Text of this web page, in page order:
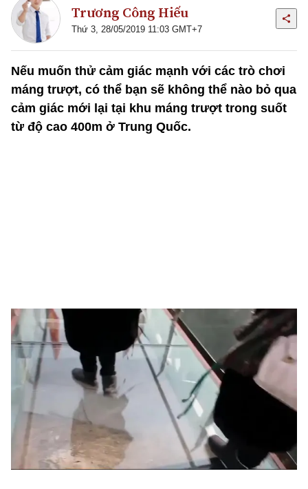
Trương Công Hiếu
Thứ 3, 28/05/2019 11:03 GMT+7
Nếu muốn thử cảm giác mạnh với các trò chơi
máng trượt, có thể bạn sẽ không thể nào bỏ qua
cảm giác mới lại tại khu máng trượt trong suốt
từ độ cao 400m ở Trung Quốc.